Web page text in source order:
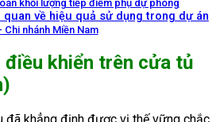
khối lượng tiếp điểm phụ dự phòng
quan về hiệu quả sử dụng trong dự án
Chi nhánh Miền Nam
điều khiển trên cửa tủ
đã khẳng định được vị thế vững chắc